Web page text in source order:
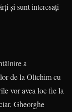
și sunt interesați
a
de la Oltchim cu
vor avea loc fie la
Gheorghe